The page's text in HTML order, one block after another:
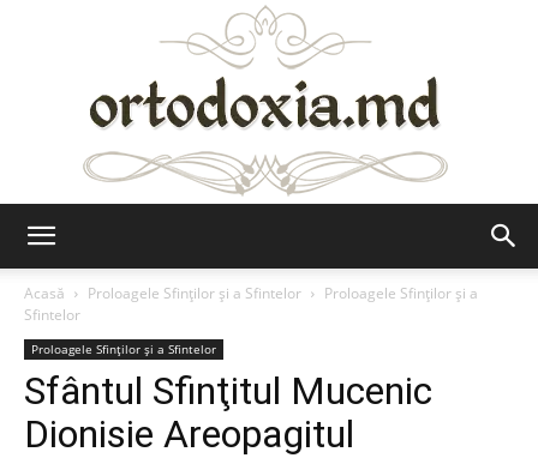
Acasă
Proloagele Sfinților și a Sfintelor
Proloagele Sfinților și a
Sfintelor
Proloagele Sfinților și a Sfintelor
Sfântul Sfinţitul Mucenic
Dionisie Areopagitul